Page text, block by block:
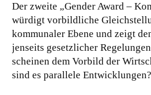
Der zweite „Gender Award –
würdigt vorbildliche
kommunaler Ebene und zeigt
jenseits gesetzlicher
scheinen dem Vorbild der
sind es parallele Entwicklungen?